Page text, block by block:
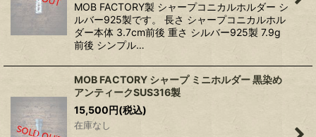
MOB FACTORY製 シャープコニカルホルダー シ
ルバー925製です。 長さ シャープコニカルホル
ダー本体 3.7cm前後 重さ シルバー925製 7.9g
前後 シンプル…
MOB FACTORY シャープ ミニホルダー 黒染め
アンティークSUS316製
15,500円(税込)
在庫なし